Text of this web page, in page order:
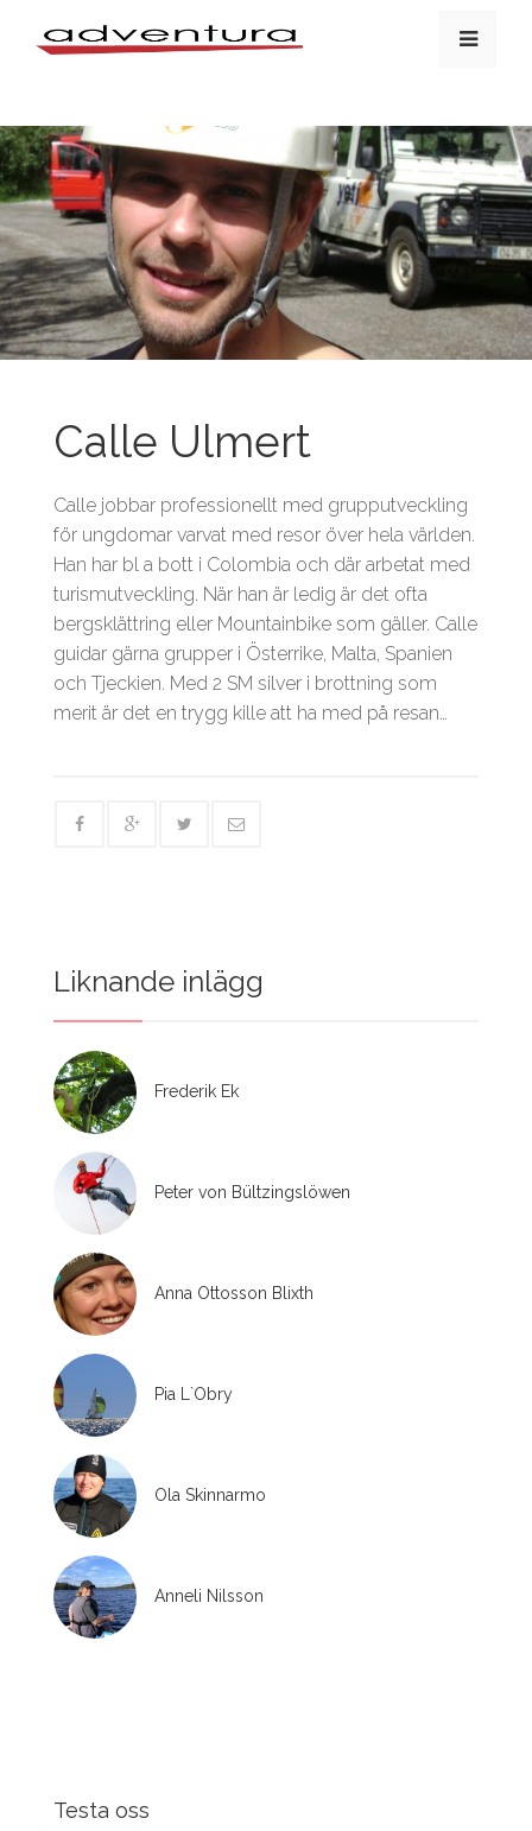
Calle Ulmert
Calle jobbar professionellt med grupputveckling
för ungdomar varvat med resor över hela världen.
Han har bl a bott i Colombia och där arbetat med
turismutveckling. När han är ledig är det ofta
bergsklättring eller Mountainbike som gäller. Calle
guidar gärna grupper i Österrike, Malta, Spanien
och Tjeckien. Med 2 SM silver i brottning som
merit är det en trygg kille att ha med på resan…
Liknande inlägg
Frederik Ek
Peter von Bültzingslöwen
Anna Ottosson Blixth
Pia L`Obry
Ola Skinnarmo
Anneli Nilsson
Testa oss